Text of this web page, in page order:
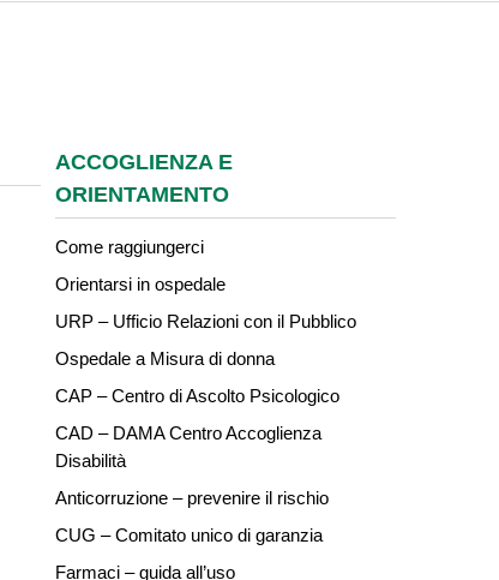
ACCOGLIENZA E
ORIENTAMENTO
Come raggiungerci
Orientarsi in ospedale
URP – Ufficio Relazioni con il Pubblico
Ospedale a Misura di donna
CAP – Centro di Ascolto Psicologico
CAD – DAMA Centro Accoglienza
Disabilità
Anticorruzione – prevenire il rischio
CUG – Comitato unico di garanzia
Farmaci – guida all’uso